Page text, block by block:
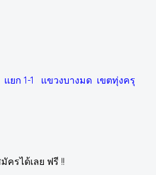
ยก 1-1 แขวงบางมด เขตทุ่งครุ
รได้เลย ฟรี !!